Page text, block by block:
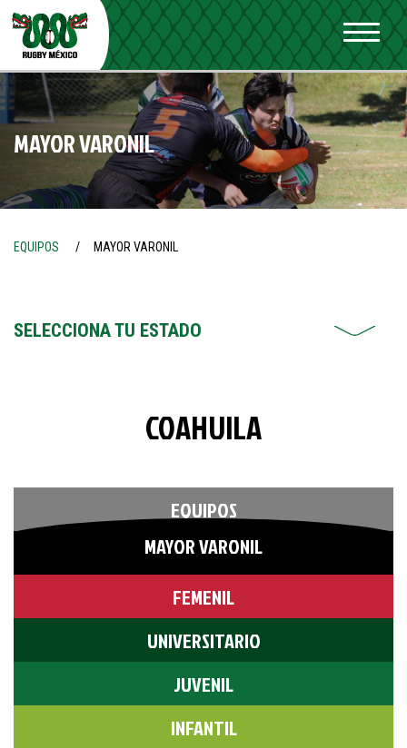
MAYOR VARONIL
EQUIPOS MAYOR VARONIL
SELECCIONA TU ESTADO
COAHUILA
EQUIPOS
MAYOR VARONIL
FEMENIL
UNIVERSITARIO
JUVENIL
INFANTIL